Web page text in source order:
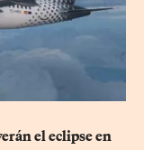
el eclipse en